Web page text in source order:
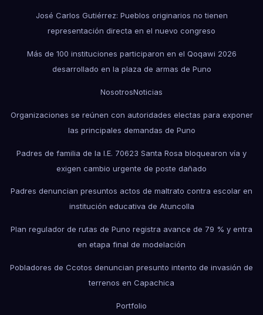
José Carlos Gutiérrez: Pueblos originarios no tienen
representación directa en el nuevo congreso
Más de 100 instituciones participaron en el Qoqawi 2026
desarrollado en la plaza de armas de Puno
NosotrosNoticias
Organizaciones se reúnen con autoridades electas para exponer
las principales demandas de Puno
Padres de familia de la I.E. 70623 Santa Rosa bloquearon vía y
exigen cambio urgente de poste dañado
Padres denuncian presuntos actos de maltrato contra escolar en
institución educativa de Atuncolla
Plan regulador de rutas de Puno registra avance de 79 % y entra
en etapa final de modelación
Pobladores de Ccotos denuncian presunto intento de invasión de
terrenos en Capachica
Portfolio